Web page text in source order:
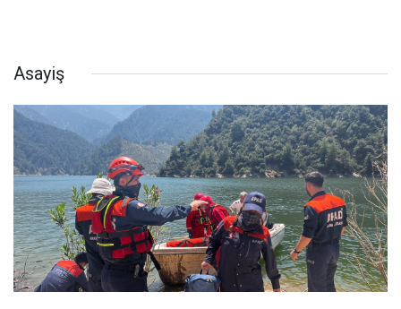
Asayiş